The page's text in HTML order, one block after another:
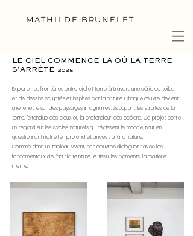
MATHILDE BRUNELET
LE CIEL COMMENCE LÀ OÙ LA TERRE
S'ARRÊTE
2025
Explorer les frontières entre ciel et terre à travers une série de toiles
et de dessins sculptés et inspirés par la nature. Chaque œuvre devient
une fenêtre sur des paysages imaginaires, évoquant les strates de la
terre, l’étendue des cieux ou la profondeur des océans. Ce projet porte
un regard sur les cycles naturels qui régissent le monde, tout en
questionnant notre lien profond et ancestral à la nature.
Comme dans un tableau vivant, ses oeuvres dialoguent avec les
fondamentaux de l’art : la teinture, le tissu, les pigments, la matière
même.